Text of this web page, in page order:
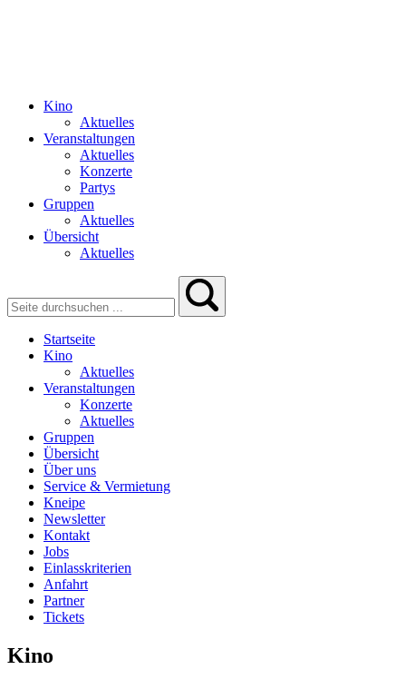
Kino
Aktuelles
Veranstaltungen
Aktuelles
Konzerte
Partys
Gruppen
Aktuelles
Übersicht
Aktuelles
Startseite
Kino
Aktuelles
Veranstaltungen
Konzerte
Aktuelles
Gruppen
Übersicht
Über uns
Service & Vermietung
Kneipe
Newsletter
Kontakt
Jobs
Einlasskriterien
Anfahrt
Partner
Tickets
Kino